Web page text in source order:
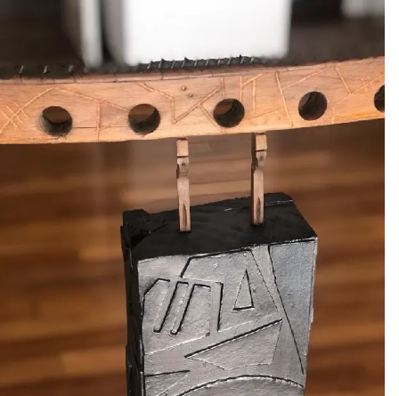
Historial
Leer más tarde
Favoritos
instagram
Tendencia
Devoto